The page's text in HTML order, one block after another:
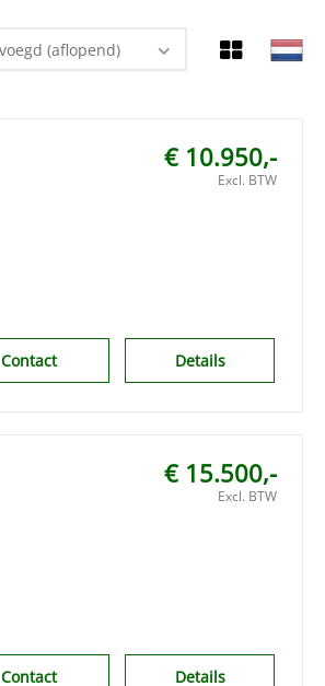
(aflopend)
€ 10.950,-
Excl. BTW
Details
Contact
€ 15.500,-
Excl. BTW
Details
Contact